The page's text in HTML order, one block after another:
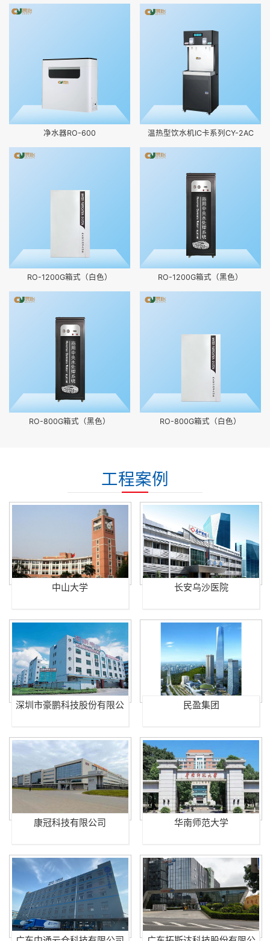
净水器RO-600 温热型饮水机IC卡系列CY-2AC
RO-1200G箱式（白色） RO-1200G箱式（黑色）
RO-800G箱式（黑色） RO-800G箱式（白色）
工程案例
中山大学 长安乌沙医院
深圳市豪鹏科技股份有限公
民盈集团
康冠科技有限公司 华南师范大学